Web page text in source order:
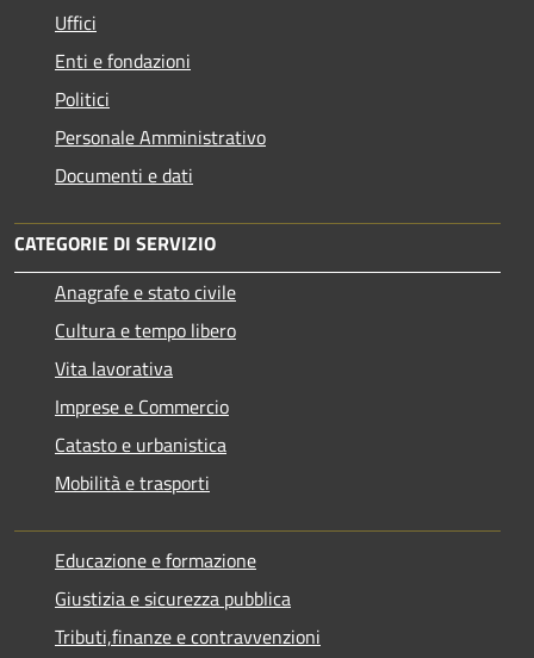
Uffici
Enti e fondazioni
Politici
Personale Amministrativo
Documenti e dati
CATEGORIE DI SERVIZIO
Anagrafe e stato civile
Cultura e tempo libero
Vita lavorativa
Imprese e Commercio
Catasto e urbanistica
Mobilità e trasporti
Educazione e formazione
Giustizia e sicurezza pubblica
Tributi,finanze e contravvenzioni